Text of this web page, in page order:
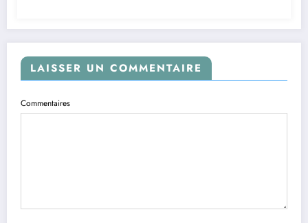
LAISSER UN COMMENTAIRE
Commentaires